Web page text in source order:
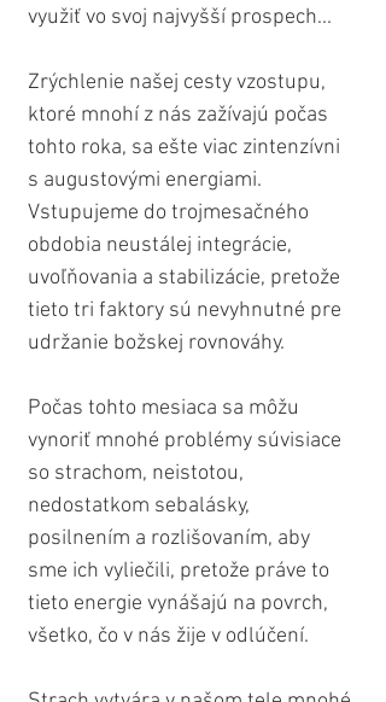
využiť vo svoj najvyšší prospech...
Zrýchlenie našej cesty vzostupu,
ktoré mnohí z nás zažívajú počas
tohto roka, sa ešte viac zintenzívni
s augustovými energiami.
Vstupujeme do trojmesačného
obdobia neustálej integrácie,
uvoľňovania a stabilizácie, pretože
tieto tri faktory sú nevyhnutné pre
udržanie božskej rovnováhy.
Počas tohto mesiaca sa môžu
vynoriť mnohé problémy súvisiace
so strachom, neistotou,
nedostatkom sebalásky,
posilnením a rozlišovaním, aby
sme ich vyliečili, pretože práve to
tieto energie vynášajú na povrch,
všetko, čo v nás žije v odlúčení.